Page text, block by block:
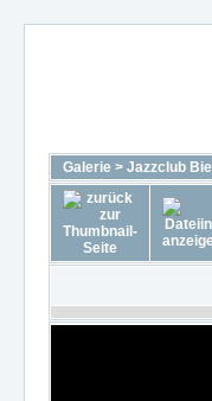
Galerie > Jazzclub